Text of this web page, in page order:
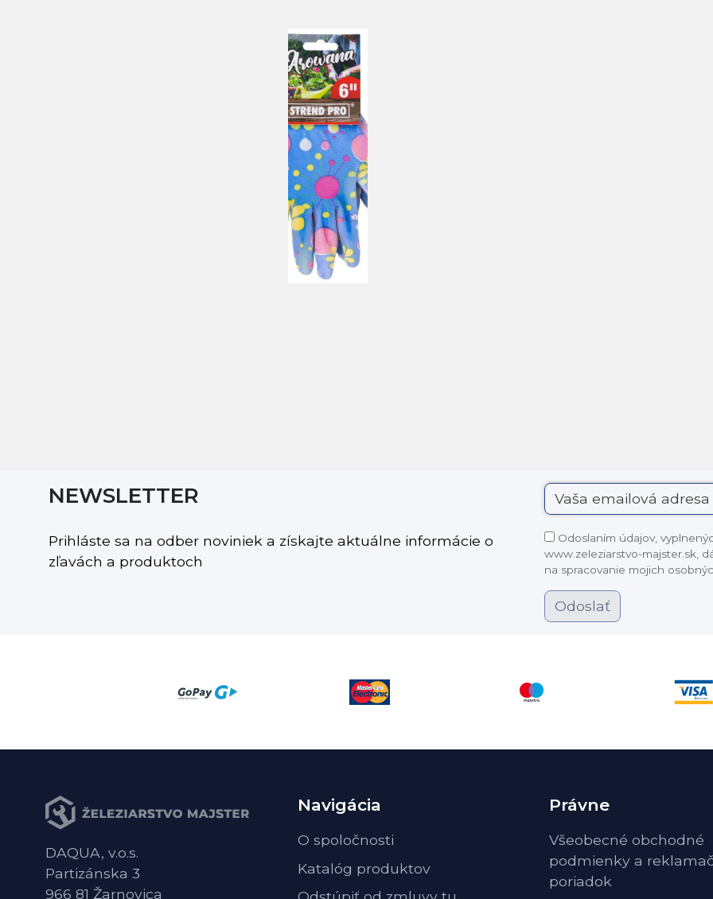
NEWSLETTER
Prihláste sa na odber noviniek a získajte aktuálne informácie o
zľavách a produktoch
Odoslaním údajov,
www.zeleziarstvo-majster.sk,
na spracovanie mojich
Odoslať
DAQUA, v.o.s.
Partizánska 3
966 81 Žarnovica
Navigácia
O spoločnosti
Katalóg produktov
Právne
Všeobecné obchodné
podmienky a
poriadok